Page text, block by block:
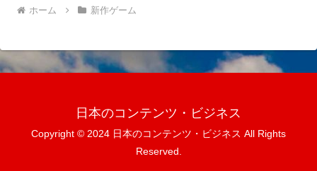
ホーム 新作ゲーム
日本のコンテンツ・ビジネス
Copyright © 2024 日本のコンテンツ・ビジネス All Rights
Reserved.